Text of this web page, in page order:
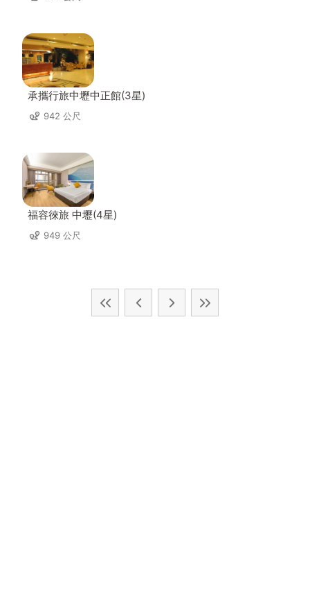
承攜行旅中壢中正館(3星)
942 公尺
福容徠旅 中壢(4星)
949 公尺